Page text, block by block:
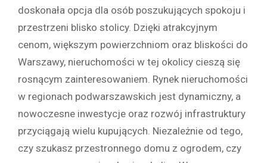
doskonała opcja dla osób poszukujących spokoju i
przestrzeni blisko stolicy. Dzięki atrakcyjnym
cenom, większym powierzchniom oraz bliskości do
Warszawy, nieruchomości w tej okolicy cieszą się
rosnącym zainteresowaniem. Rynek nieruchomości
w regionach podwarszawskich jest dynamiczny, a
nowoczesne inwestycje oraz rozwój infrastruktury
przyciągają wielu kupujących. Niezależnie od tego,
czy szukasz przestronnego domu z ogrodem, czy